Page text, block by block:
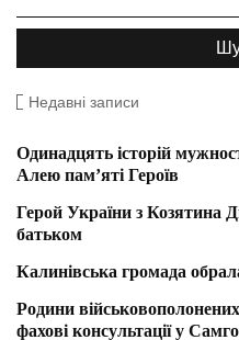
Недавні записи
Одинадцять історій
Алею пам’яті Героїв
Герой України з Козятина
батьком
Калинівська громада
Родини
фахові консультації у